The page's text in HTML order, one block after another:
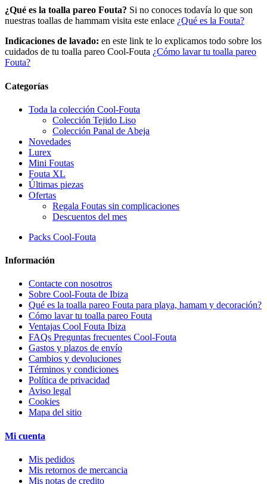
¿Qué es la toalla pareo Fouta? Si no conoces todavía lo que son
nuestras toallas de hammam visita este enlace ¿Qué es la Fouta?
Indicaciones de lavado: en este link te lo explicamos todo sobre los
cuidados de tu toalla pareo Cool-Fouta ¿Cómo lavar tu toalla pareo
Fouta?
Categorías
Toda la colección Cool-Fouta
Colección Tejido Liso
Colección Panal de Abeja
Novedades
Lurex
Mini Foutas
Fouta XL
Últimas piezas
Ofertas
Regala Foutas sin complicaciones
Descuentos del mes
Packs Cool-Fouta
Información
Contacte con nosotros
Sobre Cool-Fouta de Ibiza
Qué es la toalla pareo Fouta para playa, hamam y decoración?
Cómo lavar tu toalla pareo Fouta
Ventajas Cool Fouta Ibiza
FAQs Preguntas frecuentes Cool-Fouta
Gastos y plazos de envío
Cambios y devoluciones
Términos y condiciones
Política de privacidad
Aviso legal
Cookies
Mapa del sitio
Mi cuenta
Mis pedidos
Mis retornos de mercancia
Mis notas de credito